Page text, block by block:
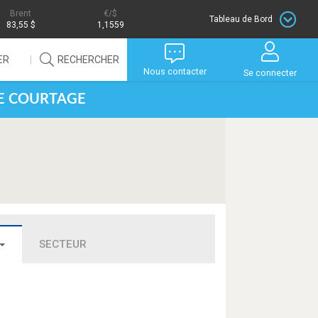
Brent
83,55 $
/$
1,1559
Tableau de Bord
RECHERCHER
Nous contacter Se connecter
COURTAGE
SECTEUR